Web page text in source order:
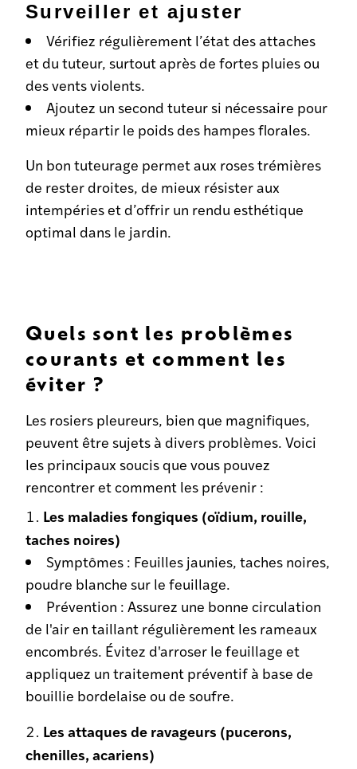
Surveiller et ajuster
Vérifiez régulièrement l’état des attaches
et du tuteur, surtout après de fortes pluies ou
des vents violents.
Ajoutez un second tuteur si nécessaire pour
mieux répartir le poids des hampes florales.
Un bon tuteurage permet aux roses trémières
de rester droites, de mieux résister aux
intempéries et d’offrir un rendu esthétique
optimal dans le jardin.
Quels sont les problèmes
courants et comment les
éviter ?
Les rosiers pleureurs, bien que magnifiques,
peuvent être sujets à divers problèmes. Voici
les principaux soucis que vous pouvez
rencontrer et comment les prévenir :
Les maladies fongiques (oïdium, rouille,
taches noires)
Symptômes : Feuilles jaunies, taches noires,
poudre blanche sur le feuillage.
Prévention : Assurez une bonne circulation
de l'air en taillant régulièrement les rameaux
encombrés. Évitez d'arroser le feuillage et
appliquez un traitement préventif à base de
bouillie bordelaise ou de soufre.
Les attaques de ravageurs (pucerons,
chenilles, acariens)